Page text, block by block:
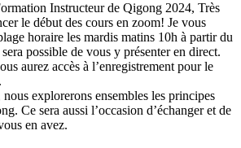
Instructeur de Qigong 2024, Très
le début des cours en zoom! Je vous
horaire les mardis matins 10h à partir du
possible de vous y présenter en direct.
aurez accès à l’enregistrement pour le
explorerons ensembles les principes
Ce sera aussi l’occasion d’échanger et de
en avez.